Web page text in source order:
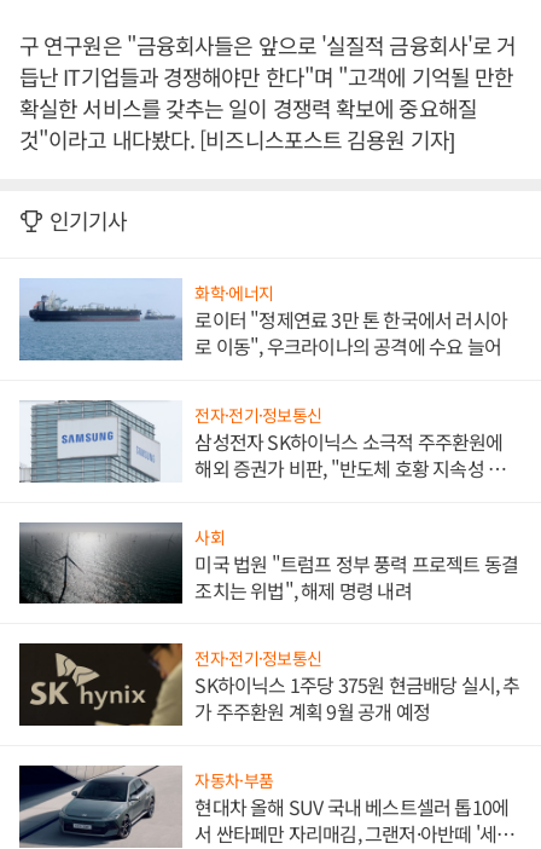
구 연구원은 "금융회사들은 앞으로 '실질적 금융회사'로 거
듭난 IT기업들과 경쟁해야만 한다"며 "고객에 기억될 만한
확실한 서비스를 갖추는 일이 경쟁력 확보에 중요해질
것"이라고 내다봤다. [비즈니스포스트 김용원 기자]
인기기사
화학·에너지
로이터 "정제연료 3만 톤 한국에서 러시아
로 이동", 우크라이나의 공격에 수요 늘어
전자·전기·정보통신
삼성전자 SK하이닉스 소극적 주주환원에
해외 증권가 비판, "반도체 호황 지속성 의
사회
미국 법원 "트럼프 정부 풍력 프로젝트 동결
조치는 위법", 해제 명령 내려
전자·전기·정보통신
SK하이닉스 1주당 375원 현금배당 실시, 추
가 주주환원 계획 9월 공개 예정
자동차·부품
현대차 올해 SUV 국내 베스트셀러 톱10에
서 싼타페만 자리매김, 그랜저·아반떼 '세단